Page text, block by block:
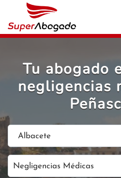
Tu abogado
negligencias
Albacete
Negligencias Médicas